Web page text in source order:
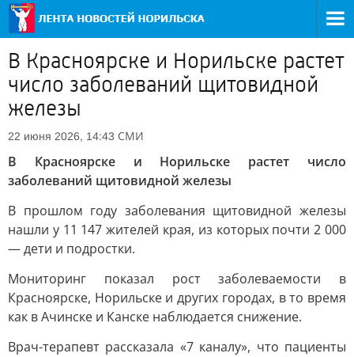
В Красноярске и Норильске растет
число заболеваний щитовидной
железы
22 июня 2026, 14:43 СМИ
В Красноярске и Норильске растет число
заболеваний щитовидной железы
В прошлом году заболевания щитовидной железы
нашли у 11 147 жителей края, из которых почти 2 000
— дети и подростки.
Мониторинг показал рост заболеваемости в
Красноярске, Норильске и других городах, в то время
как в Ачинске и Канске наблюдается снижение.
Врач-терапевт рассказала «7 каналу», что пациенты